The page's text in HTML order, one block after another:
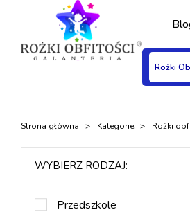
Rożki
Strona główna Kategorie Rożki
WYBIERZ RODZAJ:
Przedszkole